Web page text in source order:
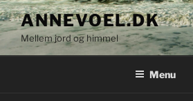
Videre
til
indhold
ANNEVOEL.DK
Mellem jord og himmel
Menu